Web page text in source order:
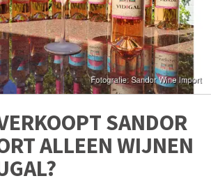
SANDOR
ALLEEN WIJNEN